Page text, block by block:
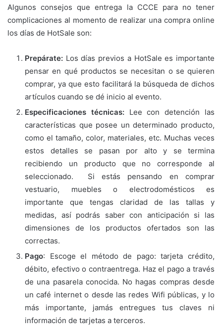
Algunos consejos que entrega la CCCE para no tener
complicaciones al momento de realizar una compra online
los días de HotSale son:
Prepárate: Los días previos a HotSale es importante
pensar en qué productos se necesitan o se quieren
comprar, ya que esto facilitará la búsqueda de dichos
artículos cuando se dé inicio al evento.
Especificaciones técnicas: Lee con detención las
características que posee un determinado producto,
como el tamaño, color, materiales, etc. Muchas veces
estos detalles se pasan por alto y se termina
recibiendo un producto que no corresponde al
seleccionado. Si estás pensando en comprar
vestuario, muebles o electrodomésticos es
importante que tengas claridad de las tallas y
medidas, así podrás saber con anticipación si las
dimensiones de los productos ofertados son las
correctas.
Pago: Escoge el método de pago: tarjeta crédito,
débito, efectivo o contraentrega. Haz el pago a través
de una pasarela conocida. No hagas compras desde
un café internet o desde las redes Wifi públicas, y lo
más importante, jamás entregues tus claves ni
información de tarjetas a terceros.